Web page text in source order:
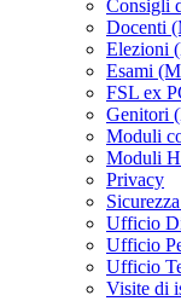
Consigli
Docenti
Elezioni
Esami
FSL ex
Genitori
Moduli
Moduli
Privacy
Ufficio
Ufficio
Ufficio
Visite di